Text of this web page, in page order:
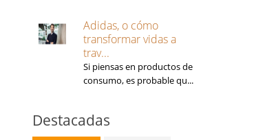
Adidas, o cómo
transformar vidas a
trav...
Si piensas en productos de
consumo, es probable qu...
Destacadas